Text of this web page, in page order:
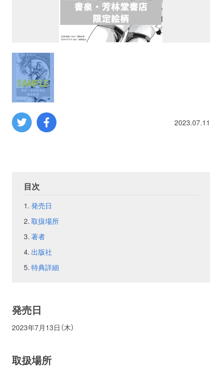
2023.07.11
目次
発売日
取扱場所
著者
出版社
特典詳細
発売日
2023年7月13日（木）
取扱場所
プロレス
数学
コンピューター
ミリタリー
フェア
会社概要